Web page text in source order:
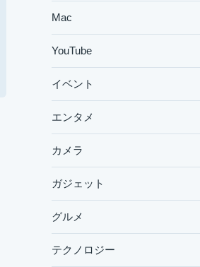
Mac
YouTube
イベント
エンタメ
カメラ
ガジェット
グルメ
テクノロジー